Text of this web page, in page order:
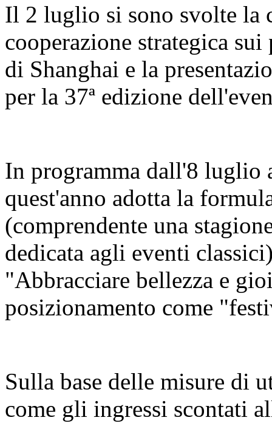
Il 2 luglio si sono svolte la
cooperazione strategica
di Shanghai e la
per la 37ª edizione
In programma dall'8
quest'anno adotta la
(comprendente una
dedicata agli eventi
"Abbracciare bellezza e
posizionamento come
Sulla base delle misure di
come gli ingressi scontati